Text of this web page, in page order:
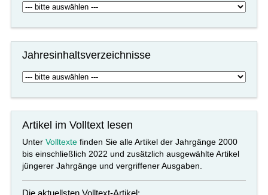
Jahresinhaltsverzeichnisse
Artikel im Volltext lesen
UnterVolltexte finden Sie alle Artikel der Jahrgänge 2000
bis einschließlich 2022 und zusätzlich ausgewählte Artikel
jüngerer Jahrgänge und vergriffener Ausgaben.
Die aktuellsten Volltext-Artikel: